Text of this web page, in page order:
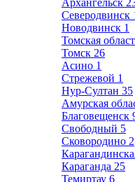
Архангельск
Северодвинск
Новодвинск 1
Томская
Томск 26
Асино 1
Стрежевой 1
Нур-Султан 35
Амурская
Благовещенск
Свободный 5
Сковородино 2
Караганда 25
Темиртау 6